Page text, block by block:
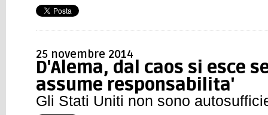
25 novembre 2014
D'Alema, dal caos si esce
assume responsabilita'
Gli Stati Uniti non sono